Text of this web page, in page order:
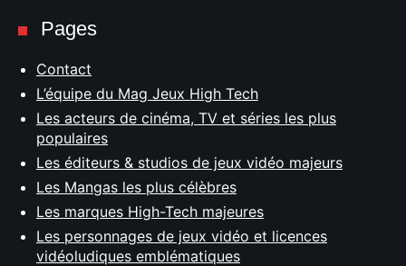
Pages
Contact
L’équipe du Mag Jeux High Tech
Les acteurs de cinéma, TV et séries les plus
populaires
Les éditeurs & studios de jeux vidéo majeurs
Les Mangas les plus célèbres
Les marques High-Tech majeures
Les personnages de jeux vidéo et licences
vidéoludiques emblématiques